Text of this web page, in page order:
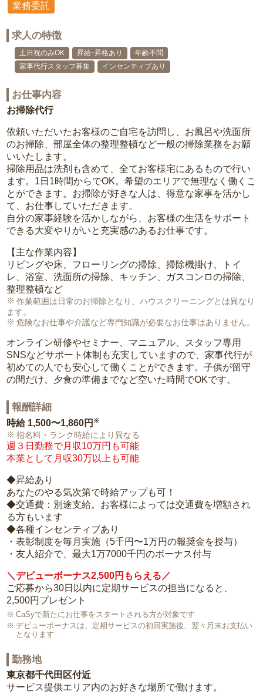
業務委託
求人の特徴
土日祝のみOK 昇給･昇格あり
年齢不問
家事代行スタッフ募集
インセンティブあり
お仕事内容
お掃除代行
依頼いただいたお客様のご自宅を訪問し、お風呂や洗面所
のお掃除、部屋全体の整理整頓など一般の掃除業務をお願
いいたします。
掃除用品は洗剤も含めて、全てお客様宅にあるもので行い
ます。1日1時間からでOK。希望のエリアで無理なく働くこ
とができます。お掃除が好きな人は、得意な家事を活かし
て、お仕事していただきます。
自分の家事経験を活かしながら、お客様の生活をサポート
できる大変やりがいと充実感のあるお仕事です。
【主な作業内容】
リビングや床、フローリングの掃除、掃除機掛け、トイ
レ、浴室、洗面所の掃除、キッチン、ガスコンロの掃除、
整理整頓など
作業範囲は日常のお掃除となり、ハウスクリーニングとは異なり
ます。
危険なお仕事や介護など専門知識が必要なお仕事はありません。
オンライン研修やセミナー、マニュアル、スタッフ専用
SNSなどサポート体制も充実していますので、家事代行が
初めての人でも安心して働くことができます。子供が留守
の間だけ、夕食の準備までなど空いた時間でOKです。
報酬詳細
時給 1,500〜1,860円 ※
指名料・ランク時給により異なる
週３日勤務で月収10万円も可能
本業として月収30万以上も可能
◆昇給あり
あなたのやる気次第で時給アップも可！
◆交通費：別途支給。お客様によっては交通費を増額され
る方もいます
◆各種インセンティブあり
・表彰制度を毎月実施（5千円〜1万円の報奨金を授与）
・友人紹介で、最大1万7000千円のボーナス付与
＼デビューボーナス2,500円もらえる／
ご応募から30日以内に定期サービスの担当になると、
2,500円プレゼント
CaSyで新たにお仕事をスタートされる方が対象です
デビューボーナスは、定期サービスの初回実施後、翌々月末お支払い
となります
勤務地
東京都千代田区付近
サービス提供エリア内のお好きな場所で働けます。